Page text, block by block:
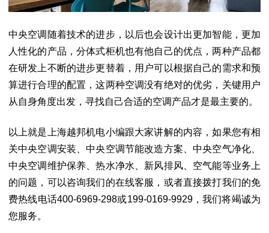
中央空调随着技术的进步，以后也会设计出更加智能，更加
人性化的产品，分体式柜机也有他自己的优点，两种产品都
在研发上不断的进步更替着，用户可以根据自己的需求和预
算进行合理的配置，这两种空调没有绝对的优劣，关键用户
从自身角度出发，寻找自己合适的空调产品才是最主要的。
以上就是上海越邦机电小编跟大家讲解的内容，如果您有相
关中央空调安装、中央空调节能改造方案、中央空气净化、
中央空调维护保养、热水净水、新风排风、空气能等业务上
的问题，可以咨询我们的在线客服，或者直接拨打我们的免
费热线电话400-6969-298或199-0169-9929，我们将竭诚为
您服务。